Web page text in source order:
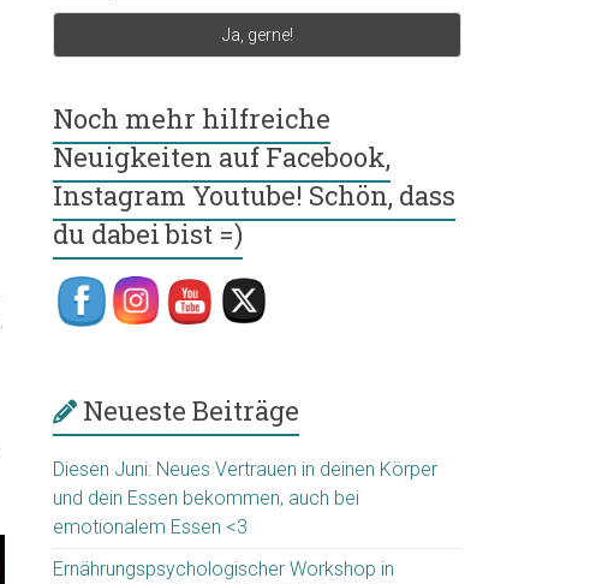
,
Noch mehr hilfreiche
Neuigkeiten auf Facebook,
Instagram Youtube! Schön, dass
du dabei bist =)
Neueste Beiträge
Diesen Juni: Neues Vertrauen in deinen Körper
und dein Essen bekommen, auch bei
emotionalem Essen <3
Ernährungspsychologischer Workshop in